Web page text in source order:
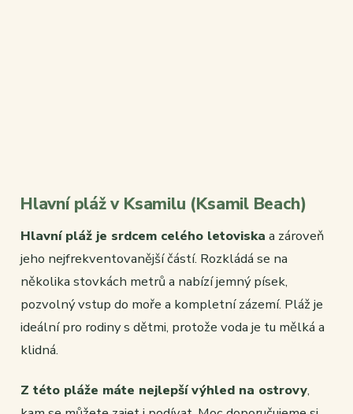
Hlavní pláž v Ksamilu (Ksamil Beach)
Hlavní pláž je srdcem celého letoviska a zároveň
jeho nejfrekventovanější částí. Rozkládá se na
několika stovkách metrů a nabízí jemný písek,
pozvolný vstup do moře a kompletní zázemí. Pláž je
ideální pro rodiny s dětmi, protože voda je tu mělká a
klidná.
Z této pláže máte nejlepší výhled na ostrovy,